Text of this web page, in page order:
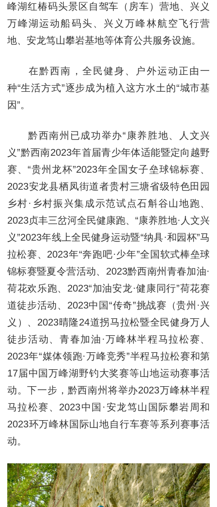
峰湖红椿码头景区自驾车（房车）营地、兴义
万峰湖运动船码头、兴义万峰林航空飞行营
地、安龙笃山攀岩基地等体育公共服务设施。
在黔西南，全民健身、户外运动正由一
种“生活方式”逐步成为植入这方水土的“城市基
因”。
黔西南州已成功举办“康养胜地、人文兴
义”黔西南2023年首届青少年体适能暨定向越野
赛、“贵州龙杯”2023年全国女子垒球锦标赛、
2023安龙县栖凤街道者贵村三塘省级特色田园
乡村·乡村振兴集成示范试点石斛谷山地跑、
2023贞丰三岔河全民健康跑、“康养胜地·人文兴
义”2023年线上全民健身运动暨“纳具·和园杯”马
拉松赛、2023年“奔跑吧·少年”全国软式棒垒球
锦标赛暨夏令营活动、2023黔西南州青春加油·
荷花欢乐跑、2023“加油安龙·健康同行”荷花赛
道徒步活动、2023中国“传奇”挑战赛（贵州·兴
义）、2023晴隆24道拐马拉松暨全民健身万人
徒步活动、青春加油·万峰林半程马拉松赛、
2023年“媒体领跑·万峰竞秀”半程马拉松赛和第
17届中国万峰湖野钓大奖赛等山地运动赛事活
动。下一步，黔西南州将举办2023万峰林半程
马拉松赛、2023中国·安龙笃山国际攀岩周和
2023环万峰林国际山地自行车赛等系列赛事活
动。